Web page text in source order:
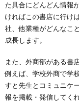
た具合にどんどん情報
ければこの書店に行け
社、他業種がどんなこ
成長します。
また、外商部がある書
例えば、学校外商で学
すと先生とコミュニケ
報を掲載・発信してく